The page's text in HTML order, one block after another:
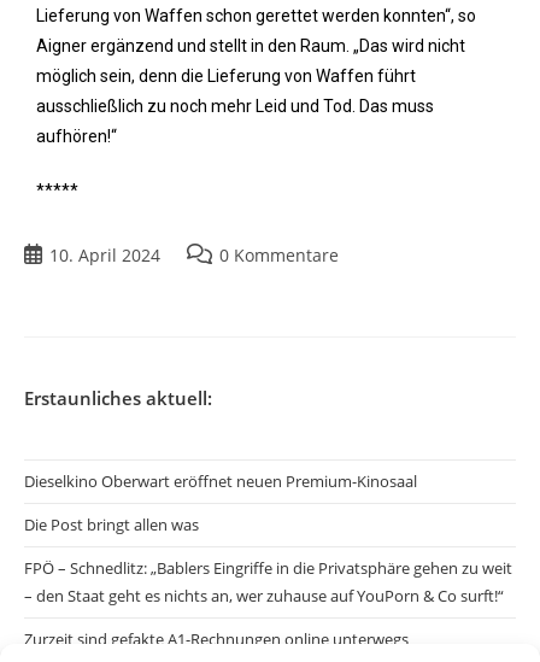
Lieferung von Waffen schon gerettet werden konnten“, so
Aigner ergänzend und stellt in den Raum. „Das wird nicht
möglich sein, denn die Lieferung von Waffen führt
ausschließlich zu noch mehr Leid und Tod. Das muss
aufhören!“
*****
10. April 2024 0 Kommentare
Erstaunliches aktuell:
Dieselkino Oberwart eröffnet neuen Premium-Kinosaal
Die Post bringt allen was
FPÖ – Schnedlitz: „Bablers Eingriffe in die Privatsphäre gehen zu weit
– den Staat geht es nichts an, wer zuhause auf YouPorn & Co surft!“
Zurzeit sind gefakte A1-Rechnungen online unterwegs